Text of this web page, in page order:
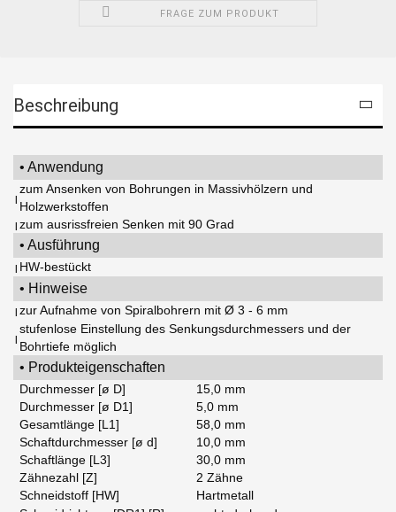
FRAGE ZUM PRODUKT
Beschreibung
• Anwendung
|
zum Ansenken von Bohrungen in Massivhölzern und
Holzwerkstoffen
| zum ausrissfreien Senken mit 90 Grad
• Ausführung
| HW-bestückt
• Hinweise
| zur Aufnahme von Spiralbohrern mit Ø 3 - 6 mm
|
stufenlose Einstellung des Senkungsdurchmessers und der
Bohrtiefe möglich
• Produkteigenschaften
Durchmesser [ø D]
15,0 mm
Durchmesser [ø D1]
5,0 mm
Gesamtlänge [L1]
58,0 mm
Schaftdurchmesser [ø d]
10,0 mm
Schaftlänge [L3]
30,0 mm
Zähnezahl [Z]
2 Zähne
Schneidstoff [HW]
Hartmetall